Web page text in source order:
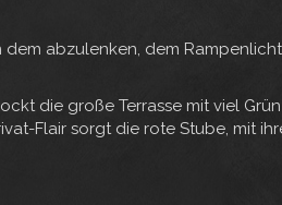
abzulenken, dem
die große Terrasse mit viel
Flair sorgt die rote Stube, mit